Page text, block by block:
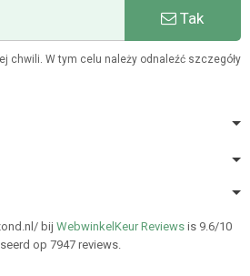
Tak
chwili. W tym celu należy odnaleźć szczegóły
bij WebwinkelKeur Reviewsis 9.6/10
op 7947 reviews.